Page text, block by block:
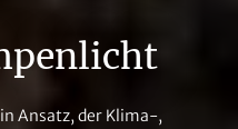
Ansatz, der Klima-,